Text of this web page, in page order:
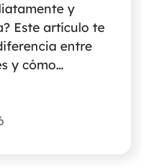
y
Este artículo te
entre
y cómo
y Vaciar